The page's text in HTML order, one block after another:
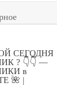
СЕГОДНЯ
? 👇👇 —
в
🌺 |